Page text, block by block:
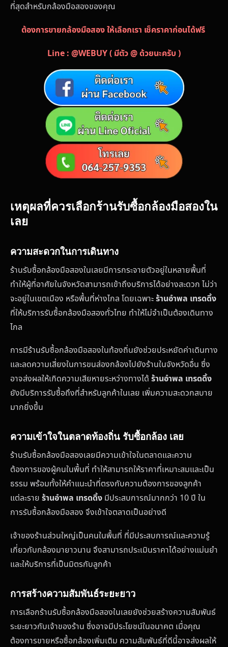
ที่สุดสำหรับกล้องมือสองของคุณ
ต้องการขายกล้องมือสอง ให้เลือกเรา เช็คราคาก่อนได้ฟรี
Line : @WEBUY ( มีตัว @ ด้วยนะครับ )
เหตุผลที่ควรเลือกร้านรับซื้อกล้องมือสองใน
เลย
ความสะดวกในการเดินทาง
ร้านรับซื้อกล้องมือสองในเลยมีการกระจายตัวอยู่ในหลายพื้นที่
ทำให้ผู้ที่อาศัยในจังหวัดสามารถเข้าถึงบริการได้อย่างสะดวก ไม่ว่า
จะอยู่ในเขตเมือง หรือพื้นที่ห่างไกล โดยเฉพาะร้านอำพล เทรดดิ้ง
ที่ให้บริการรับซื้อกล้องมือสองทั่วไทย ทำให้ไม่จำเป็นต้องเดินทาง
ไกล
การมีร้านรับซื้อกล้องมือสองในท้องถิ่นยังช่วยประหยัดค่าเดินทาง
และลดความเสี่ยงในการขนส่องกล้องไปยังร้านในจังหวัดอื่น ซึ่ง
อาจส่งผลให้เกิดความเสียหายระหว่างทางได้ ร้านอำพล เทรดดิ้ง
ยังมีบริการรับซื้อถึงที่สำหรับลูกค้าในเลย เพิ่มความสะดวกสบาย
มากยิ่งขึ้น
ความเข้าใจในตลาดท้องถิ่น รับซื้อกล้อง เลย
ร้านรับซื้อกล้องมือสองเลยมีความเข้าใจในตลาดและความ
ต้องการของผู้คนในพื้นที่ ทำให้สามารถให้ราคาที่เหมาะสมและเป็น
ธรรม พร้อมทั้งให้คำแนะนำที่ตรงกับความต้องการของลูกค้า
แต่ละราย ร้านอำพล เทรดดิ้ง มีประสบการณ์มากกว่า 10 ปี ใน
การรับซื้อกล้องมือสอง จึงเข้าใจตลาดเป็นอย่างดี
เจ้าของร้านส่วนใหญ่เป็นคนในพื้นที่ ที่มีประสบการณ์และความรู้
เกี่ยวกับกล้องมายาวนาน จึงสามารถประเมินราคาได้อย่างแม่นยำ
และให้บริการที่เป็นมิตรกับลูกค้า
การสร้างความสัมพันธ์ระยะยาว
การเลือกร้านรับซื้อกล้องมือสองในเลยยังช่วยสร้างความสัมพันธ์
ระยะยาวกับเจ้าของร้าน ซึ่งอาจมีประโยชน์ในอนาคต เมื่อคุณ
ต้องการขายหรือซื้อกล้องเพิ่มเติม ความสัมพันธ์ที่ดีนี้อาจส่งผลให้